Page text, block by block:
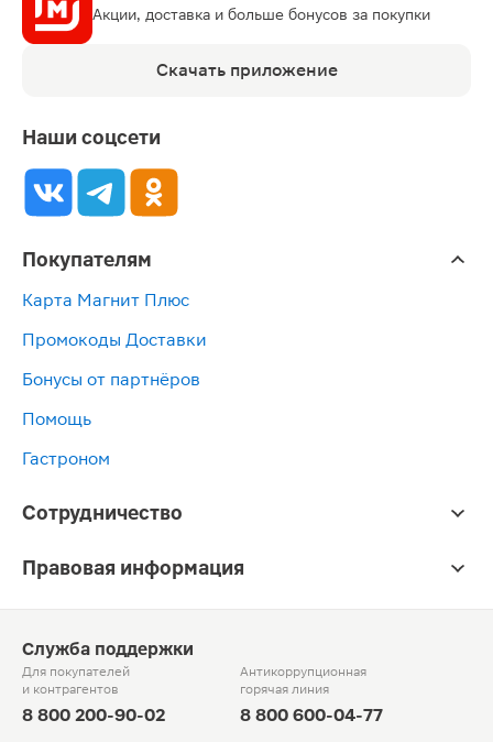
Акции, доставка и больше бонусов за покупки
Скачать приложение
Наши соцсети
Покупателям
Карта Магнит Плюс
Промокоды Доставки
Бонусы от партнёров
Помощь
Гастроном
Сотрудничество
Правовая информация
Служба поддержки
Для покупателей
и контрагентов
8 800 200-90-02
Антикоррупционная
горячая линия
8 800 600-04-77